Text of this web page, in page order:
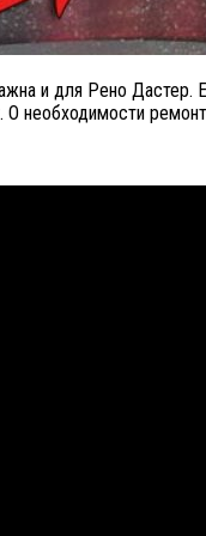
и для Рено Дастер.
необходимости